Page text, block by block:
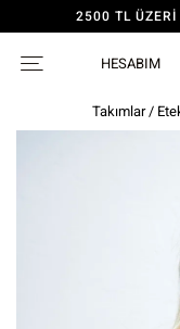
2500 TL ÜZERİ
HESABIM
Takımlar/